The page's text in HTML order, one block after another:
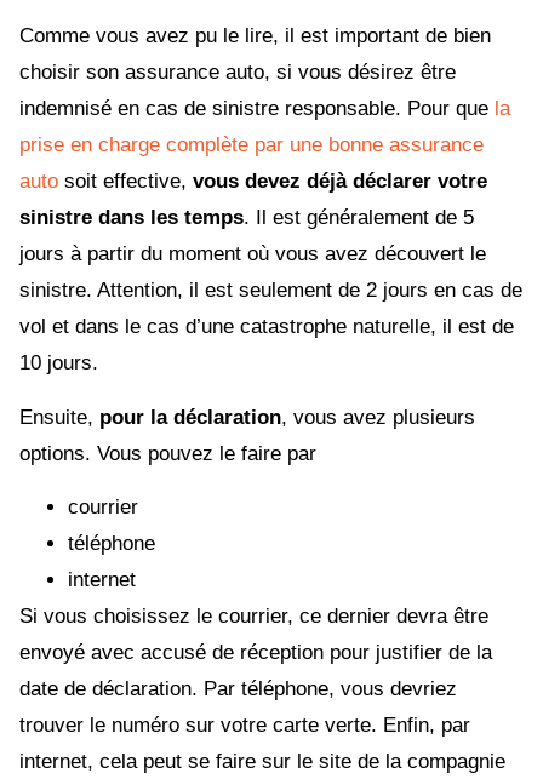
Comme vous avez pu le lire, il est important de bien
choisir son assurance auto, si vous désirez être
indemnisé en cas de sinistre responsable. Pour que la
prise en charge complète par une bonne assurance
auto soit effective, vous devez déjà déclarer votre
sinistre dans les temps. Il est généralement de 5
jours à partir du moment où vous avez découvert le
sinistre. Attention, il est seulement de 2 jours en cas de
vol et dans le cas d’une catastrophe naturelle, il est de
10 jours.
Ensuite, pour la déclaration, vous avez plusieurs
options. Vous pouvez le faire par
courrier
téléphone
internet
Si vous choisissez le courrier, ce dernier devra être
envoyé avec accusé de réception pour justifier de la
date de déclaration. Par téléphone, vous devriez
trouver le numéro sur votre carte verte. Enfin, par
internet, cela peut se faire sur le site de la compagnie